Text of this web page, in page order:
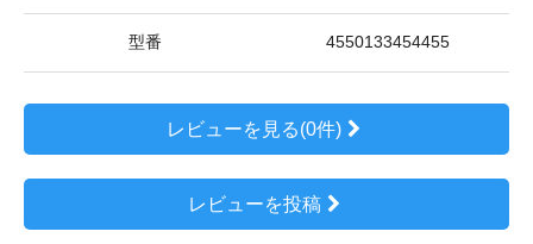
型番 4550133454455
レビューを見る(0件)
レビューを投稿